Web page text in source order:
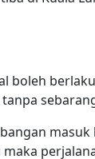
boleh
masuk